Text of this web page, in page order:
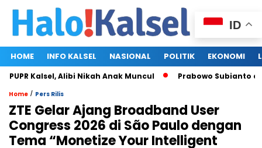
HOME INFO KALSEL NASIONAL POLITIK EKONOMI
Kalsel, Alibi Nikah Anak Muncul Prabowo Subianto dan
Home / Pers Rilis
ZTE Gelar Ajang Broadband User
Congress 2026 di São Paulo dengan
Tema “Monetize Your Intelligent
ID